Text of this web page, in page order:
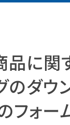
品に関
のダウ
フォー